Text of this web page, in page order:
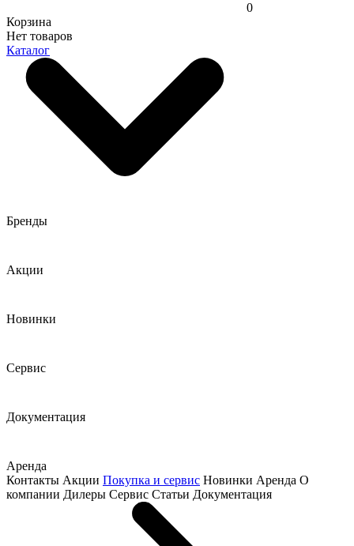
0
Корзина
Нет товаров
Каталог
Бренды
Акции
Новинки
Сервис
Документация
Аренда
Контакты Акции Покупка и сервис Новинки Аренда О
компании Дилеры Сервис Статьи Документация